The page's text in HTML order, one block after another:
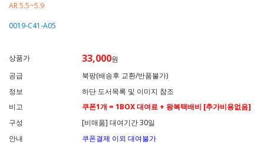
AR 5.5~5.9
0019-C41-A05
상품가 33,000원
공급
북팡(배송후 교환/반품불가)
정보
하단 도서목록 및 이미지 참조
비고
쿠폰1개 = 1BOX 대여료 + 왕복택배비 [추가비용없음]
구성
[비매품] 대여기간 30일
안내
쿠폰결제 이외 대여불가